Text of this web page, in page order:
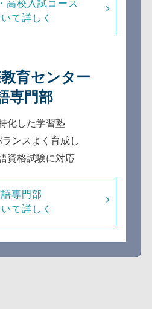
高校入試コース
て詳しく
育センター
専門部
化した学習塾
ランスよく育成し
資格試験に対応
専門部
て詳しく